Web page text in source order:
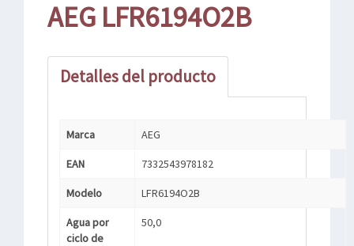
AEG LFR6194O2B
Detalles del producto
Marca AEG
EAN 7332543978182
Modelo LFR6194O2B
Agua por
ciclo de
50,0